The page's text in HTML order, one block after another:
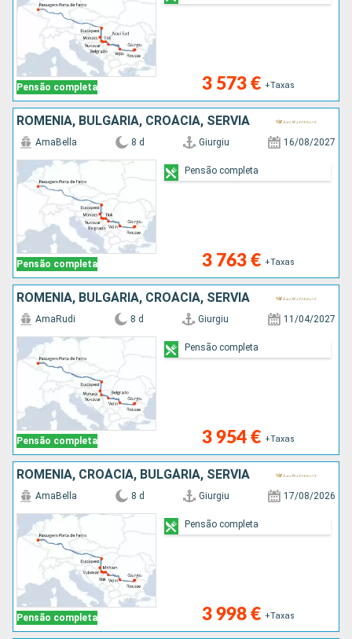
Pensão completa 3 573 € +Taxas
ROMÊNIA, BULGÁRIA, CROÁCIA, SÉRVIA
Pensão completa
AmaBella 8 d Giurgiu 16/08/2027
3 763 € +Taxas
Pensão completa
ROMÊNIA, BULGÁRIA, CROÁCIA, SÉRVIA
Pensão completa
AmaRudi 8 d Giurgiu 11/04/2027
3 954 € +Taxas
Pensão completa
ROMÊNIA, CROÁCIA, BULGÁRIA, SÉRVIA
Pensão completa
AmaBella 8 d Giurgiu 17/08/2026
3 998 € +Taxas
Pensão completa